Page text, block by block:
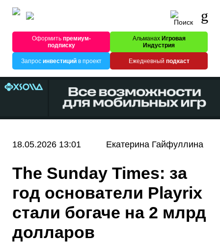
Оформитьпремиум-
подписку
Альманах Игровая
Индустрия
Запрос инвестицийв проект Ежедневный подкаст
18.05.2026 13:01 Екатерина Гайфуллина
The Sunday Times: за
год основатели Playrix
стали богаче на 2 млрд
долларов